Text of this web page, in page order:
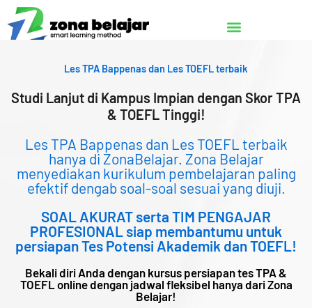
Lewati
ke
konten
Les TPA Bappenas dan Les TOEFL terbaik
Studi Lanjut di Kampus Impian dengan Skor TPA
& TOEFL Tinggi!
Les TPA Bappenas dan Les TOEFL terbaik
hanya di ZonaBelajar. Zona Belajar
menyediakan kurikulum pembelajaran paling
efektif dengab soal-soal sesuai yang diuji.
SOAL AKURAT serta TIM PENGAJAR
PROFESIONAL siap membantumu untuk
persiapan Tes Potensi Akademik dan TOEFL!
Bekali diri Anda dengan kursus persiapan tes TPA &
TOEFL online dengan jadwal fleksibel hanya dari Zona
Belajar!